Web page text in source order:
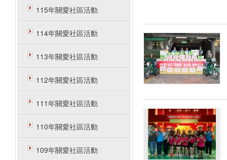
115年關愛社區活動
114年關愛社區活動
113年關愛社區活動
112年關愛社區活動
111年關愛社區活動
110年關愛社區活動
109年關愛社區活動